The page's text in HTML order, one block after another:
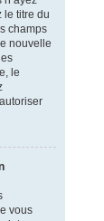
le titre du
champs
nouvelle
le
vous